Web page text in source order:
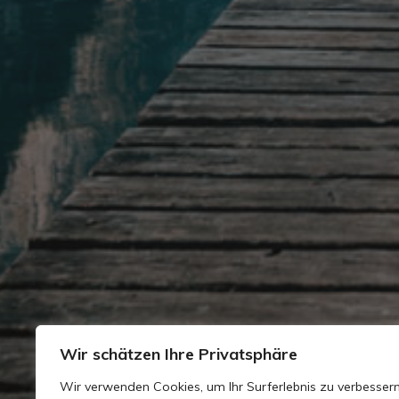
Wir schätzen Ihre Privatsphäre
Wir verwenden Cookies, um Ihr Surferlebnis zu